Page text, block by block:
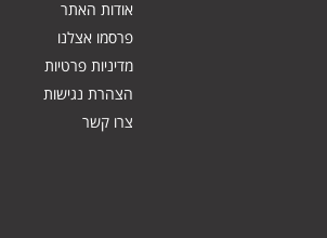
אודות האתר
פרסמו אצלנו
מדיניות פרטיות
הצהרת נגישות
צרו קשר